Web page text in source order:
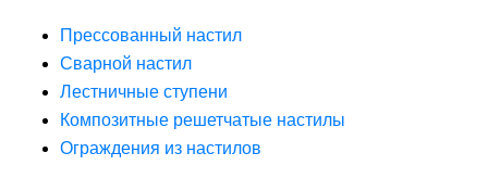
Прессованный настил
Сварной настил
Лестничные ступени
Композитные решетчатые настилы
Ограждения из настилов